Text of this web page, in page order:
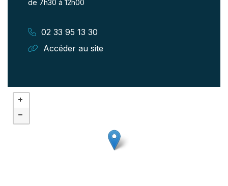
de 7h30 à 12h00
02 33 95 13 30
Accéder au site